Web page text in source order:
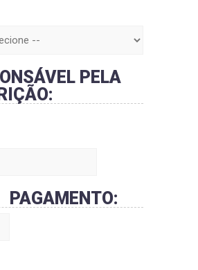
PELA
PAGAMENTO: